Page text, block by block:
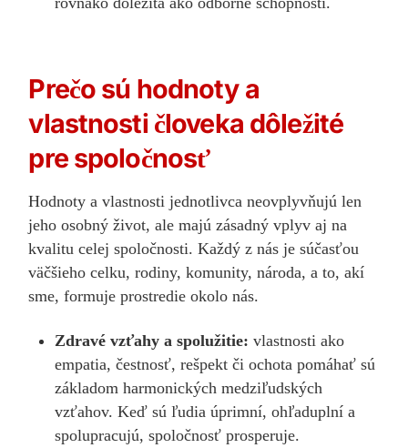
Prečo sú hodnoty a
vlastnosti človeka dôležité
pre spoločnosť
Hodnoty a vlastnosti jednotlivca neovplyvňujú len
jeho osobný život, ale majú zásadný vplyv aj na
kvalitu celej spoločnosti. Každý z nás je súčasťou
väčšieho celku, rodiny, komunity, národa, a to, akí
sme, formuje prostredie okolo nás.
Zdravé vzťahy a spolužitie:vlastnosti ako
empatia, čestnosť, rešpekt či ochota pomáhať sú
základom harmonických medziľudských
vzťahov. Keď sú ľudia úprimní, ohľaduplní a
spolupracujú, spoločnosť prosperuje.